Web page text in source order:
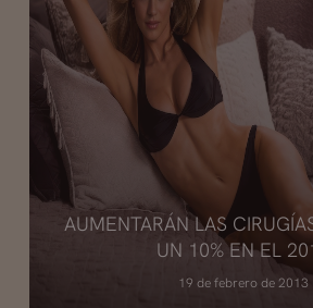
AUMENTARÁN LAS
UN 10% EN EL
19 de febrero de 2013